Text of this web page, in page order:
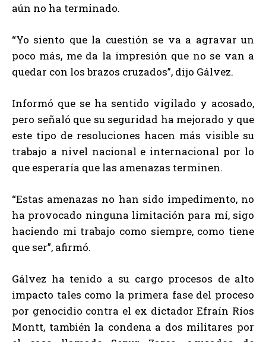
aún no ha terminado.
“Yo siento que la cuestión se va a agravar un
poco más, me da la impresión que no se van a
quedar con los brazos cruzados”, dijo Gálvez.
Informó que se ha sentido vigilado y acosado,
pero señaló que su seguridad ha mejorado y que
este tipo de resoluciones hacen más visible su
trabajo a nivel nacional e internacional por lo
que esperaría que las amenazas terminen.
“Estas amenazas no han sido impedimento, no
ha provocado ninguna limitación para mí, sigo
haciendo mi trabajo como siempre, como tiene
que ser”, afirmó.
Gálvez ha tenido a su cargo procesos de alto
impacto tales como la primera fase del proceso
por genocidio contra el ex dictador Efraín Ríos
Montt, también la condena a dos militares por